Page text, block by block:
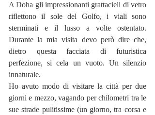
A Doha gli impressionanti grattacieli di vetro
riflettono il sole del Golfo, i viali sono
sterminati e il lusso a volte ostentato.
Durante la mia visita devo però dire che,
dietro questa facciata di futuristica
perfezione, si cela un vuoto. Un silenzio
innaturale.
Ho avuto modo di visitare la città per due
giorni e mezzo, vagando per chilometri tra le
sue strade pulitissime (un giorno, tra corsa e